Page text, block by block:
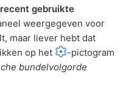
recent gebruikte
weergegeven voor
maar liever hebt dat
op het
-pictogram
bundelvolgorde